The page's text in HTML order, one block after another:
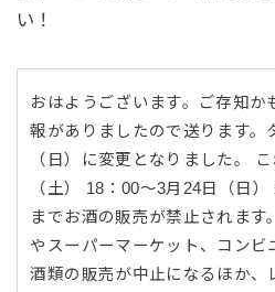
い！
おはようございます。ご存知か
報がありましたので送ります。
（日）に変更となりました。
（土） 18：00～3月24日（日）
までお酒の販売が禁止されま
やスーパーマーケット、コンビ
酒類の販売が中止になるほか、